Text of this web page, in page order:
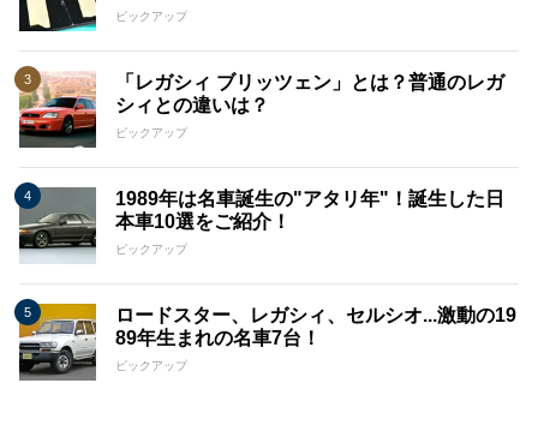
ピックアップ
「レガシィ ブリッツェン」とは？普通のレガ
シィとの違いは？
ピックアップ
1989年は名車誕生の"アタリ年"！誕生した日
本車10選をご紹介！
ピックアップ
ロードスター、レガシィ、セルシオ...激動の19
89年生まれの名車7台！
ピックアップ